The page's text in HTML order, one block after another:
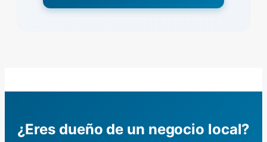
¿Eres dueño de un negocio local?